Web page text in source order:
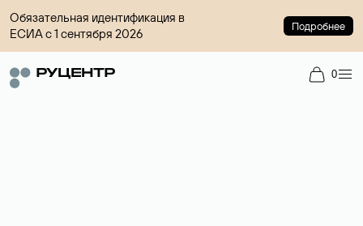
Обязательная идентификация в
ЕСИА с 1 сентября 2026
Подробнее
0